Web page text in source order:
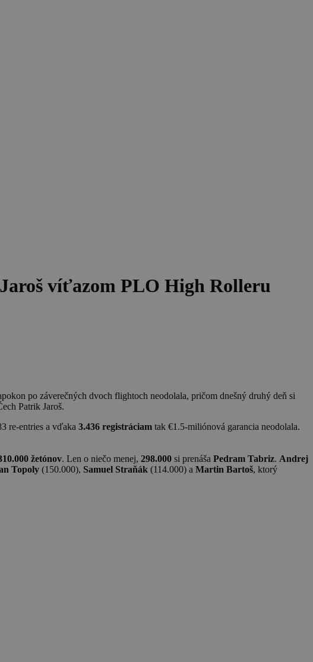
víťazom PLO High Rolleru
po záverečných dvoch flightoch neodolala, pričom dnešný druhý deň si
Patrik Jaroš.
re-entries a vďaka 3.436 registráciam tak €1.5-miliónová garancia neodolala.
žetónov. Len o niečo menej, 298.000 si prenáša Pedram Tabriz. Andrej
Topoly (150.000), Samuel Straňák (114.000) a Martin Bartoš, ktorý